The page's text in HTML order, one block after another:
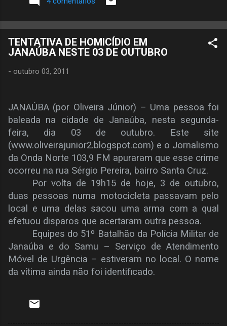
TENTATIVA DE HOMICÍDIO EM
JANAÚBA NESTE 03 DE OUTUBRO
- outubro 03, 2011
JANAÚBA (por Oliveira Júnior) – Uma pessoa foi
baleada na cidade de Janaúba, nesta segunda-
feira, dia 03 de outubro. Este site
(www.oliveirajunior2.blogspot.com) e o Jornalismo
da Onda Norte 103,9 FM apuraram que esse crime
ocorreu na rua Sérgio Pereira, bairro Santa Cruz.
Por volta de 19h15 de hoje, 3 de outubro,
duas pessoas numa motocicleta passavam pelo
local e uma delas sacou uma arma com a qual
efetuou disparos que acertaram outra pessoa.
Equipes do 51º Batalhão da Polícia Militar de
Janaúba e do Samu – Serviço de Atendimento
Móvel de Urgência – estiveram no local. O nome
da vítima ainda não foi identificado.